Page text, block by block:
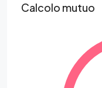
Calcolo mutuo